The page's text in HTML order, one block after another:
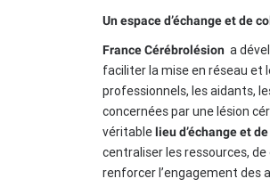
Un espace d’échange et de
France Cérébrolésion a
faciliter la mise en réseau et
professionnels, les aidants,
concernées par une lésion
véritable lieu d’échange et
centraliser les ressources,
renforcer l’engagement